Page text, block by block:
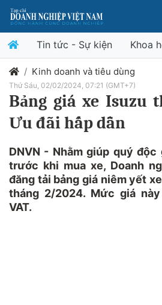
Tin tức - Sự kiện Khoa
Kinh doanh và tiêu dùng
Thứ Sáu, 02/02/2024, 07:21 (GMT+7)
Bảng giá xe Isuzu
Ưu đãi hấp dẫn
DNVN - Nhằm giúp quý
trước khi mua xe, Doanh
đăng tải bảng giá niêm yết
tháng 2/2024. Mức giá
VAT.